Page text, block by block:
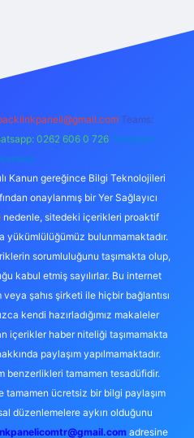
Teams:
0262 606 0 726 Telegram:
Kanun gereğince Bilgi Teknolojileri
onaylanmış bir Yer Sağlayıcı
sitedeki içerikleri proaktif
yükümlülüğümüz bulunmamaktadır.
sorumluluğunu taşımakta olup,
kabul etmiş sayılırlar. Bu internet
şahıs şirketi ile hiçbir bağlantısı
kendi hazırladığımız makaleler
içerikler haber niteliği taşımamakta
paylaşım yapılmamaktadır.
benzerlikleri tamamen tesadüfidir.
tamamen ücretsiz bir bilgi paylaşım
düzenlemelere aykırı olduğunu
adresine